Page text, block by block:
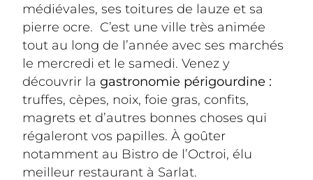
médiévales, ses toitures de lauze et sa
pierre ocre.  C’est une ville très animée
tout au long de l’année avec ses marchés
le mercredi et le samedi. Venez y
découvrir la gastronomie périgourdine :
truffes, cèpes, noix, foie gras, confits,
magrets et d’autres bonnes choses qui
régaleront vos papilles. À goûter
notamment au Bistro de l’Octroi, élu
meilleur restaurant à Sarlat.